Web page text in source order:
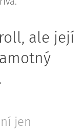
ale její
jen